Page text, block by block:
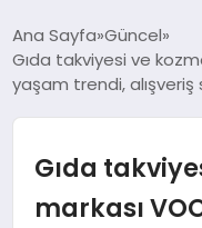
BILGISAYAR
Ana Sayfa Güncel
Gıda takviyesi ve
yaşam trendi,
Gıda
markası